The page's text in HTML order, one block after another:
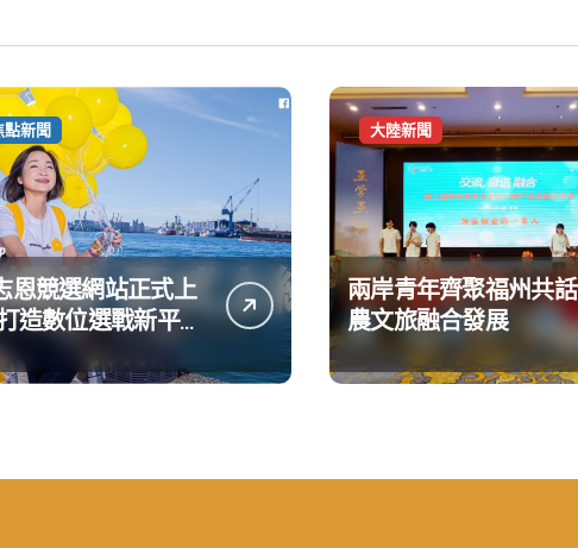
點新聞
恩競選網站正式上
造數位選戰新平台
五大亮點
大陸新聞
兩岸青年齊聚福州共話
農文旅融合發展